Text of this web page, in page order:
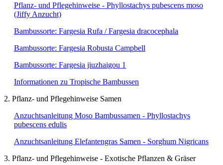
Pflanz- und Pflegehinweise - Phyllostachys pubescens moso
(Jiffy Anzucht)
Bambussorte: Fargesia Rufa / Fargesia dracocephala
Bambussorte: Fargesia Robusta Campbell
Bambussorte: Fargesia jiuzhaigou 1
Informationen zu Tropische Bambussen
2. Pflanz- und Pflegehinweise Samen
Anzuchtsanleitung Moso Bambussamen - Phyllostachys
pubescens edulis
Anzuchtsanleitung Elefantengras Samen - Sorghum Nigricans
3. Pflanz- und Pflegehinweise - Exotische Pflanzen & Gräser